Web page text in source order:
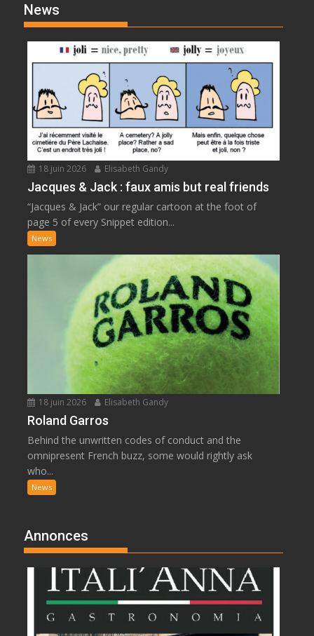
News
18 juin 2026 Elisabeth Gandy
Jacques & Jack : faux amis but real friends
“Jacques & Jack” our regular cartoon at the foot of
page 5 of every Snippet edition...
News
18 juin 2026 Elisabeth Gandy
Roland Garros
Behind the unwritten codes of conduct and the
omnipresent French buzz, some would rightly ask
who...
News
Annonces